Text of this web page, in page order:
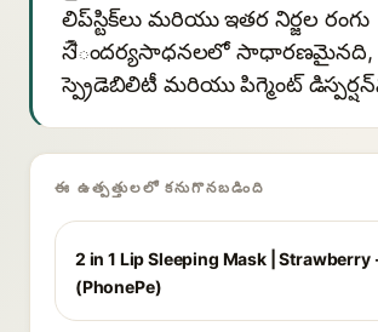
లిప్‌స్టిక్‌లు మరియు ఇతర నిర్జల రంగు
సौందర్యసాధనలలో సాధారణమైనది,
స్ప్రెడెబిలిటీ మరియు పిగ్మెంట్
ఈ ఉత్పత్తులలో కనుగొనబడింది
2 in 1 Lip Sleeping Mask | Strawberry
(PhonePe)